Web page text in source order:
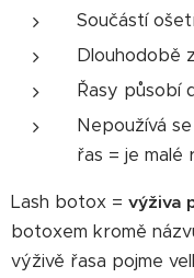
Součástí
Dlouhodobě
Řasy působí
Nepoužívá
řas = je malé
Lash botox = výživa
botoxem kromě
výživě řasa pojme